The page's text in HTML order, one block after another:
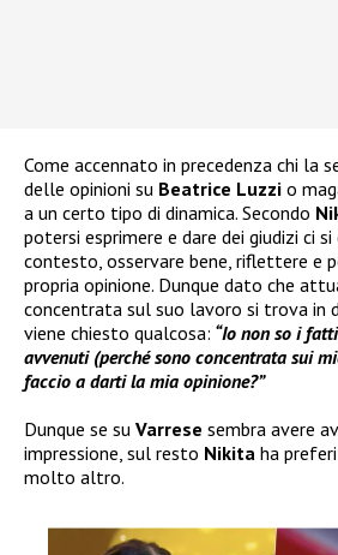
Come accennato in precedenza chi la
delle opinioni su Beatrice Luzzi o
a un certo tipo di dinamica. Secondo
potersi esprimere e dare dei giudizi ci
contesto, osservare bene, riflettere e
propria opinione. Dunque dato che
concentrata sul suo lavoro si trova in
viene chiesto qualcosa: “Io non so i
avvenuti (perché sono concentrata sui
faccio a darti la mia opinione?”
Dunque se su Varrese sembra avere
impressione, sul resto Nikita ha
molto altro.